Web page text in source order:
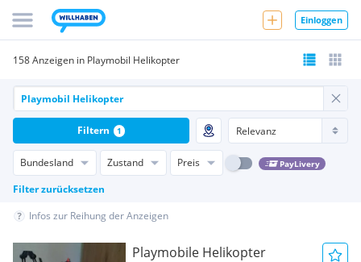
Einloggen
158 Anzeigen in Playmobil Helikopter
Bundesland Zustand Preis PayLivery
Filter zurücksetzen
Filtern 1
Infos zur Reihung der Anzeigen
Playmobile Helikopter